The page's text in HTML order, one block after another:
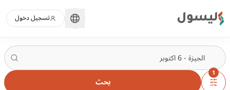
ليسول تسجيل دخول
1
بحث